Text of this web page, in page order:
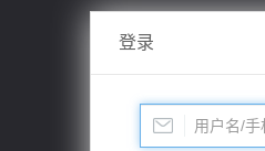
登录